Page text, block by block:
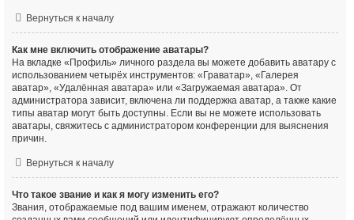
Вернуться к началу
Как мне включить отображение аватары?
На вкладке «Профиль» личного раздела вы можете добавить аватару с
использованием четырёх инструментов: «Граватар», «Галерея
аватар», «Удалённая аватара» или «Загружаемая аватара». От
администратора зависит, включена ли поддержка аватар, а также какие
типы аватар могут быть доступны. Если вы не можете использовать
аватары, свяжитесь с администратором конференции для выяснения
причин.
Вернуться к началу
Что такое звание и как я могу изменить его?
Звания, отображаемые под вашим именем, отражают количество